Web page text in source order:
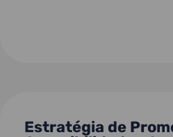
Estratégia de